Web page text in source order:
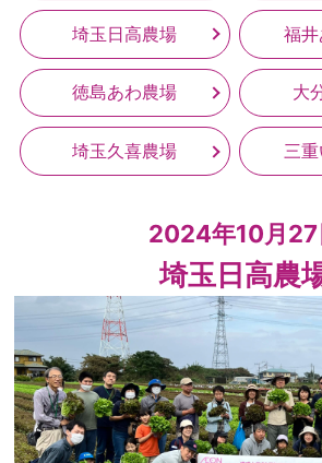
埼玉日高農場 福
徳島あわ農場 大
埼玉久喜農場 三
2024年10月27
埼玉日高農